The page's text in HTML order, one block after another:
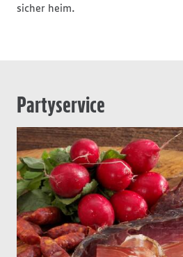
sicher heim.
Partyservice